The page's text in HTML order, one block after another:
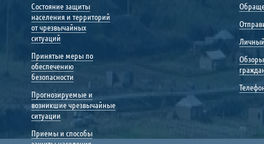
Состояние защиты
населения и территорий
от чрезвычайных
ситуаций
Принятые меры по
обеспечению
безопасности
Прогнозируемые и
возникшие чрезвычайные
ситуации
Приемы и способы